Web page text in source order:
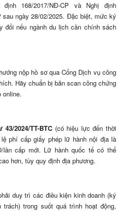
168/2017/NĐ-CP và Nghị định
sau ngày 28/02/2025. Đặc biệt, mức ký
đổi nếu ngành du lịch cần chính sách
nộp hồ sơ qua Cổng Dịch vụ công
Hãy chuẩn bị bản scan công chứng
online.
43/2024/TT-BTC(có hiệu lực đến thời
phí cấp giấy phép lữ hành nội địa là
lần cấp mới. Lữ hành quốc tế có thể
hơn, tùy quy định địa phương.
duy trì các điều kiện kinh doanh (ký
trách) trong suốt quá trình hoạt động,